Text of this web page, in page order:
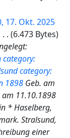
17. Okt. 2025
6.473 Bytes
category:
category:
1898Geb. am
am 11.10.1898
* Haselberg,
Stralsund,
einer